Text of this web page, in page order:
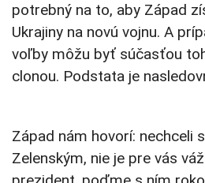
potrebný na to, aby Západ
Ukrajiny na novú vojnu. A
voľby môžu byť súčasťou
clonou. Podstata je
Západ nám hovorí: nechceli
Zelenským, nie je pre vás